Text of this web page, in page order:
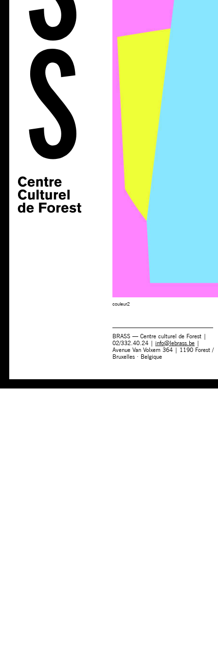
couleur2
BRASS — Centre culturel de Forest |
02/332.40.24 | info@lebrass.be |
Avenue Van Volxem 364 | 1190 Forest /
Bruxelles · Belgique